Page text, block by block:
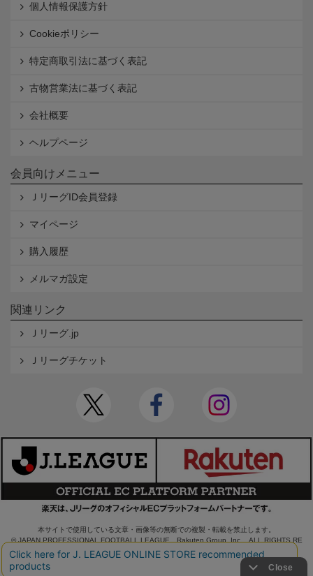
個人情報保護方針
Cookieポリシー
特定商取引法に基づく表記
古物営業法に基づく表記
会社概要
ヘルプページ
会員向けメニュー
ＪリーグID会員登録
マイページ
購入履歴
メルマガ設定
関連リンク
Ｊリーグ.jp
Ｊリーグチケット
本サイトで使用している文章・画像等の無断での複製・転載を禁止します。
© JAPAN PROFESSIONAL FOOTBALL LEAGUE Rakuten Group, Inc. ALL RIGHTS RE
SERVED.